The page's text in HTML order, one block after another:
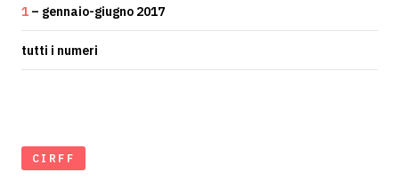
1 – gennaio-giugno 2017
tutti i numeri
CIRFF